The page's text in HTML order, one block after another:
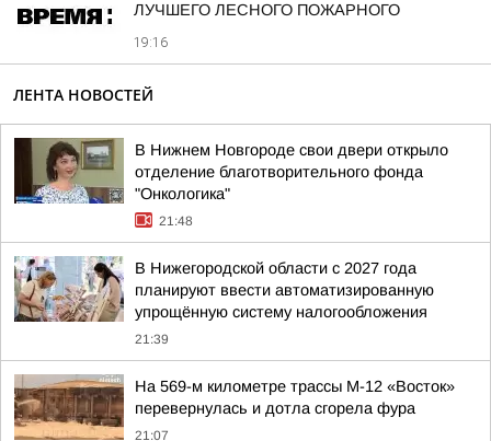
ЛУЧШЕГО ЛЕСНОГО ПОЖАРНОГО
19:16
ЛЕНТА НОВОСТЕЙ
В Нижнем Новгороде свои двери открыло
отделение благотворительного фонда
"Онкологика"
21:48
В Нижегородской области с 2027 года
планируют ввести автоматизированную
упрощённую систему налогообложения
21:39
На 569-м километре трассы М-12 «Восток»
перевернулась и дотла сгорела фура
21:07